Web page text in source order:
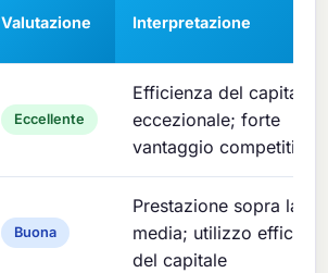
Valutazione Interpretazione
Eccellente
Efficienza del capitale
eccezionale; forte
vantaggio competitivo
Buona
Prestazione sopra la
media; utilizzo
del capitale